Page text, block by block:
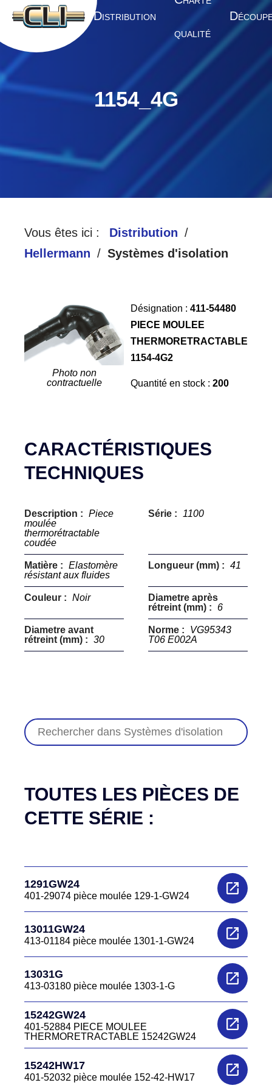
A CCUEIL DISTRIBUTION
QUALITÉ
D
1154_4G
Vous êtes ici :
Distribution
Hellermann
Systèmes d'isolation
Photo non
contractuelle
Désignation : 411-54480
PIECE MOULEE
THERMORETRACTABLE
1154-4G2
Quantité en stock : 200
CARACTÉRISTIQUES
TECHNIQUES
Description : Piece
moulée
thermorétractable
coudée
Série : 1100
Matière : Elastomère
résistant aux fluides
Longueur (mm) : 41
Couleur : Noir
Diametre après
rétreint (mm) :
6
Diametre avant
rétreint (mm) : 30
Norme :
VG95343
T06 E002A
TOUTES LES PIÈCES DE
CETTE SÉRIE :
1291GW24
401-29074 pièce moulée 129-1-GW24
13011GW24
413-01184 pièce moulée 1301-1-GW24
13031G
413-03180 pièce moulée 1303-1-G
15242GW24
401-52884 PIECE MOULEE
THERMORETRACTABLE 15242GW24
15242HW17
401-52032 pièce moulée 152-42-HW17